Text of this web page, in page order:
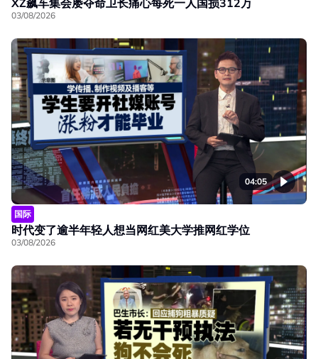
03/08/2026
04:05
国际
时代变了逾半年轻人想当网红美大学推网红学位
03/08/2026